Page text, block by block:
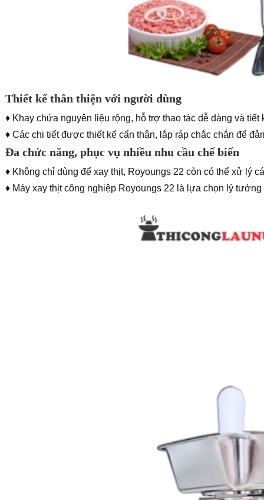
Thiết kế thân thiện với người dùng
♦ Khay chứa nguyên liệu rộng, hỗ trợ thao tác dễ dàng và tiết
♦ Các chi tiết được thiết kế cẩn thận, lắp ráp chắc chắn để
Đa chức năng, phục vụ nhiều nhu cầu chế biến
♦ Không chỉ dùng để xay thịt, Royoungs 22 còn có thể xử lý
♦ Máy xay thịt công nghiệp Royoungs 22 là lựa chọn lý